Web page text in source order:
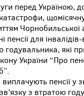
перед Україною,
пенсії для
годувальника, які
України “Про
пенсії у
зв’язку з втратою